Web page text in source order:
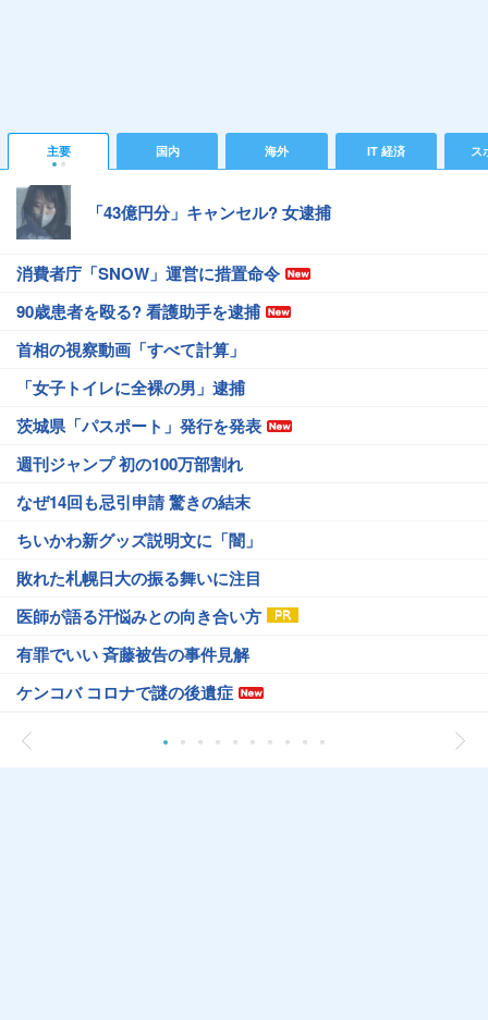
主要 国内 海外 IT 経済 ス
「43億円分」キャンセル? 女逮捕
消費者庁「SNOW」運営に措置命令
90歳患者を殴る? 看護助手を逮捕
首相の視察動画「すべて計算」
「女子トイレに全裸の男」逮捕
茨城県「パスポート」発行を発表
週刊ジャンプ 初の100万部割れ
なぜ14回も忌引申請 驚きの結末
ちいかわ新グッズ説明文に「闇」
敗れた札幌日大の振る舞いに注目
医師が語る汗悩みとの向き合い方
有罪でいい 斉藤被告の事件見解
ケンコバ コロナで謎の後遺症